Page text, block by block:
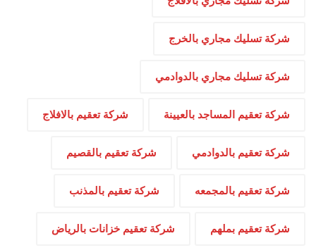
شركة تسليك مجاري بالخرج
شركة تسليك مجاري بالدوادمي
شركة تعقيم المساجد بالعيينة شركة تعقيم بالافلاج
شركة تعقيم بالدوادمي شركة تعقيم بالقصيم
شركة تعقيم بالمجمعه شركة تعقيم بالمذنب
شركة تعقيم بملهم شركة تعقيم خزانات بالرياض